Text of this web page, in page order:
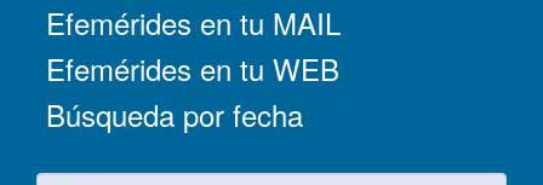
Efemérides en tu MAIL
Efemérides en tu WEB
Búsqueda por fecha